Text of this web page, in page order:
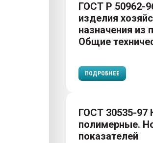
ГОСТ Р 50962-
изделия
назначения из
Общие
ПОДРОБНЕЕ
ГОСТ 30535-97
полимерные.
показателей